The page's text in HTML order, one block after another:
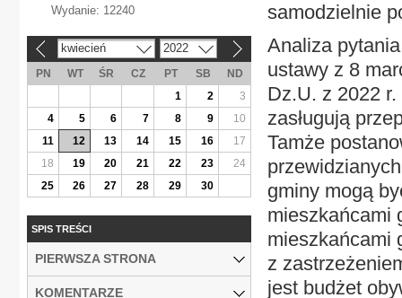
samodzielnie
Analiza
ustawy z 8
Dz.U. z 2022
zasługują
Tamże
gminy mogą
mieszkańcami
mieszkańcami
z
jest budżet
Wydanie: 12240
kwiecień 2022
PN WT ŚR CZ PT SB
ND
1
2
3
4
5 6 7 8 9
10
11
12 13 14 15 16
17
18
19 20 21 22 23
24
25
26 27 28 29 30
SPIS TREŚCI
PIERWSZA STRONA
KOMENTARZE